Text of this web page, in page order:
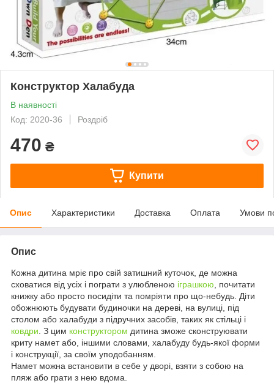
Конструктор Халабуда
В наявності
Код: 2020-36
Роздріб
470 ₴
Купити
Опис Характеристики Доставка Оплата Умови
Опис
Кожна дитина мріє про свій затишний куточок, де можна
сховатися від усіх і пограти з улюбленою іграшкою , почитати
книжку або просто посидіти та помріяти про що-небудь. Діти
обожнюють будувати будиночки на дереві, на вулиці, під
столом або халабуди з підручних засобів, таких як стільці і
ковдри . З цим конструктором дитина зможе сконструювати
криту намет або, іншими словами, халабуду будь-якої форми
і конструкції, за своїм уподобанням.
Намет можна встановити в себе у дворі, взяти з собою на
пляж або грати з нею вдома.